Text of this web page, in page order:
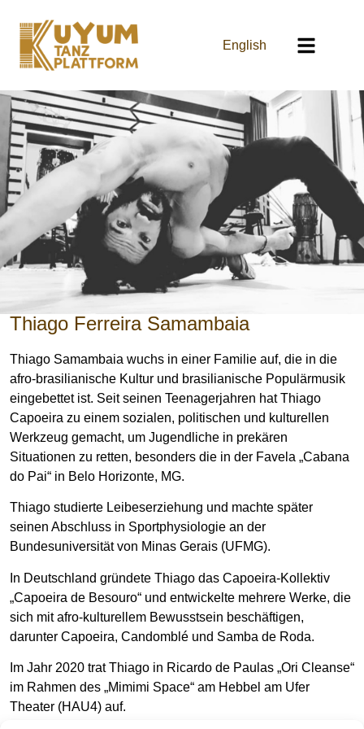
English
Thiago Ferreira Samambaia
Thiago Samambaia wuchs in einer Familie auf, die in die
afro-brasilianische Kultur und brasilianische Populärmusik
eingebettet ist. Seit seinen Teenagerjahren hat Thiago
Capoeira zu einem sozialen, politischen und kulturellen
Werkzeug gemacht, um Jugendliche in prekären
Situationen zu retten, besonders die in der Favela „Cabana
do Pai“ in Belo Horizonte, MG.
Thiago studierte Leibeserziehung und machte später
seinen Abschluss in Sportphysiologie an der
Bundesuniversität von Minas Gerais (UFMG).
In Deutschland gründete Thiago das Capoeira-Kollektiv
„Capoeira de Besouro“ und entwickelte mehrere Werke, die
sich mit afro-kulturellem Bewusstsein beschäftigen,
darunter Capoeira, Candomblé und Samba de Roda.
Im Jahr 2020 trat Thiago in Ricardo de Paulas „Ori Cleanse“
im Rahmen des „Mimimi Space“ am Hebbel am Ufer
Theater (HAU4) auf.